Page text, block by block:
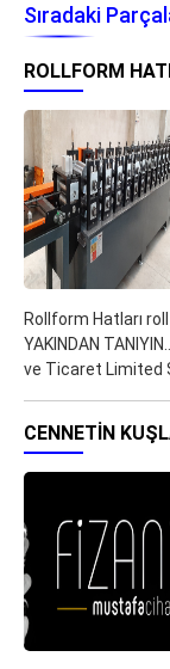
Sıradaki
ROLLFORM
Rollform Hatları
YAKINDAN
ve Ticaret Limited
CENNETIN